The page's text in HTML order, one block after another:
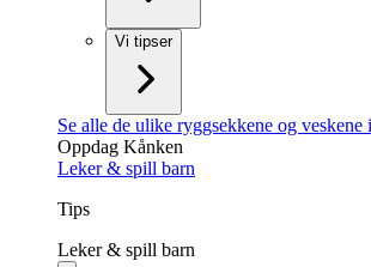
Vi tipser
Se alle de ulike ryggsekkene og veskene
Oppdag Kånken
Leker & spill barn
Tips
Leker & spill barn